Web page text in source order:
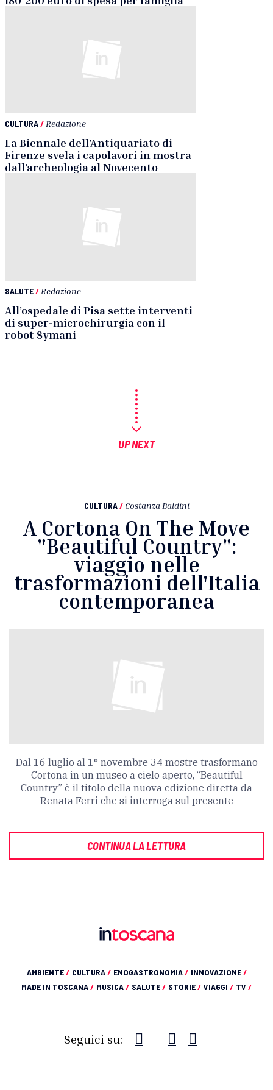
CULTURA/ Redazione
La Biennale dell’Antiquariato di
Firenze svela i capolavori in mostra
dall’archeologia al Novecento
SALUTE/ Redazione
All’ospedale di Pisa sette interventi
di super-microchirurgia con il
robot Symani
UP NEXT
CULTURA / Costanza Baldini
A Cortona On The Move
"Beautiful Country":
viaggio nelle
trasformazioni dell'Italia
contemporanea
Dal 16 luglio al 1° novembre 34 mostre trasformano
Cortona in un museo a cielo aperto, “Beautiful
Country” è il titolo della nuova edizione diretta da
Renata Ferri che si interroga sul presente
CONTINUA LA LETTURA
AMBIENTE/ CULTURA/ ENOGASTRONOMIA/ INNOVAZIONE/
MADE IN TOSCANA/ MUSICA/ SALUTE/ STORIE/ VIAGGI / TV /
Seguici su: